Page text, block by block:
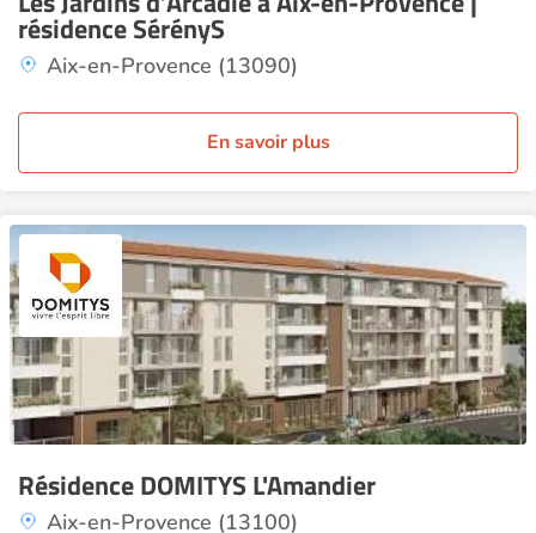
résidence SérényS
Aix-en-Provence (13090)
En savoir plus
Résidence DOMITYS L'Amandier
Aix-en-Provence (13100)